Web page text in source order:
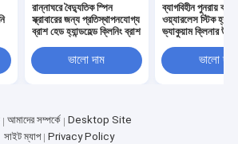
রান্নাঘরে বৈদ্যুতিক স্পিন
স্ক্রাবারের জন্য প্রতিস্থাপনযোগ্য
ব্রাশ হেড হ্যান্ডহেল্ড ক্লিনিং ব্রাশ
ভালো দাম
ব্যাগবিহীন পুনরায়
ওয়্যারলেস স্টিক
ভ্যাকুয়াম ক্লিনার
ভালো দাম
আমাদের সম্পর্কে
Desktop Site
সাইট ম্যাপ
Privacy Policy